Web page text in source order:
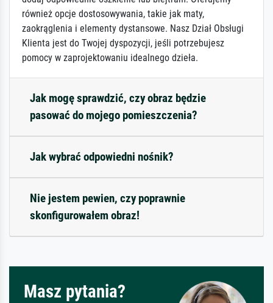
również opcje dostosowywania, takie jak maty,
zaokrąglenia i elementy dystansowe. Nasz Dział Obsługi
Klienta jest do Twojej dyspozycji, jeśli potrzebujesz
pomocy w zaprojektowaniu idealnego dzieła.
Jak mogę sprawdzić, czy obraz będzie
pasować do mojego pomieszczenia?
Jak wybrać odpowiedni nośnik?
Nie jestem pewien, czy poprawnie
skonfigurowałem obraz!
Masz pytania?